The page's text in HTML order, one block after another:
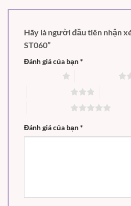
Hãy là người đầu tiên nhận
ST060”
Đánh giá của bạn*
Đánh giá của bạn*